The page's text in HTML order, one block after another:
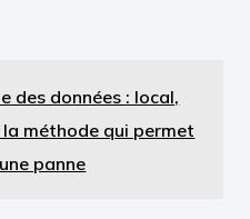
des données : local,
méthode qui permet
panne